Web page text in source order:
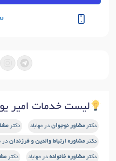
لیست خدمات امیر
دکترمشاور نوجوان در مهاباد دکتر
دکترمشاوره ارتباط والدین و فرزندان در
دکترمشاوره خانواده در مهاباد دکتر